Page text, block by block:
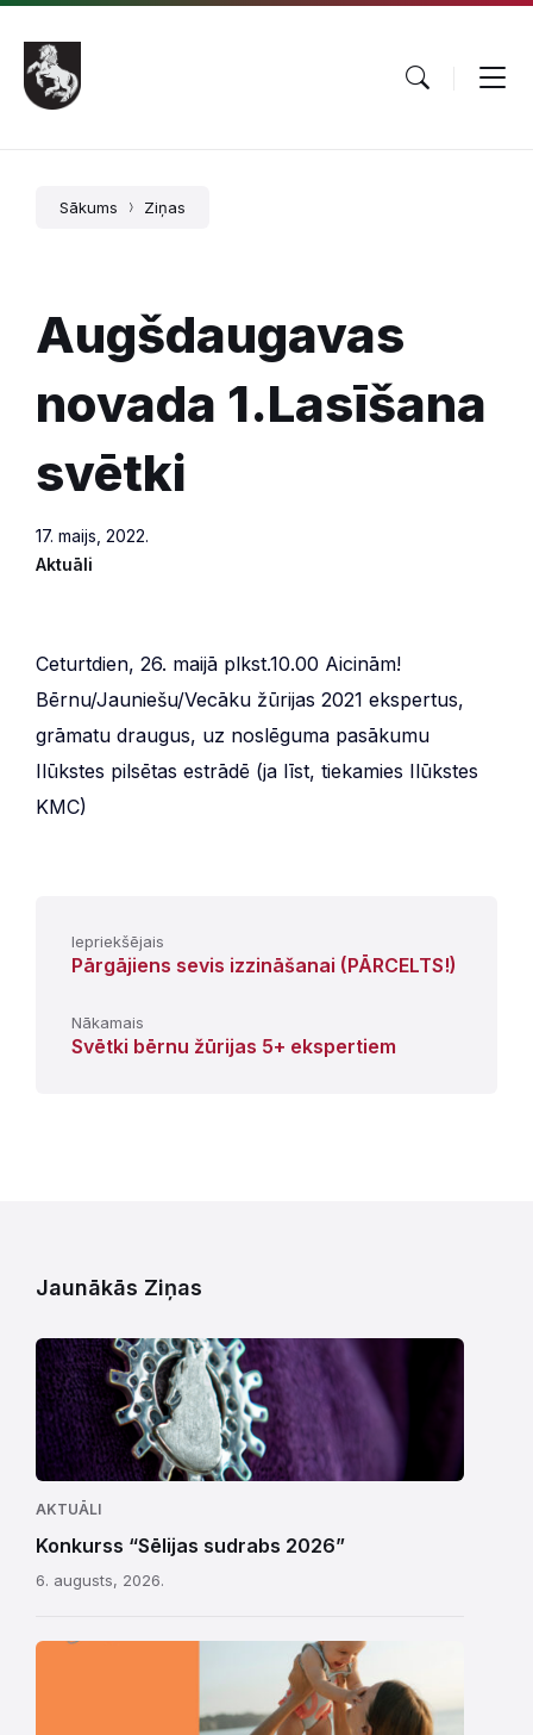
Pāriet
saturu
Skip
main
navigation
Skip
footer
Sākums Ziņas
Augšdaugavas
novada 1.Lasīšana
svētki
17. maijs, 2022.
Aktuāli
Ceturtdien, 26. maijā plkst.10.00 Aicinām!
Bērnu/Jauniešu/Vecāku žūrijas 2021 ekspertus,
grāmatu draugus, uz noslēguma pasākumu
Ilūkstes pilsētas estrādē (ja līst, tiekamies Ilūkstes
KMC)
Iepriekšējais
Pārgājiens sevis izzināšanai (PĀRCELTS!)
Nākamais
Svētki bērnu žūrijas 5+ ekspertiem
Jaunākās Ziņas
AKTUĀLI
Konkurss “Sēlijas sudrabs 2026”
6. augusts, 2026.